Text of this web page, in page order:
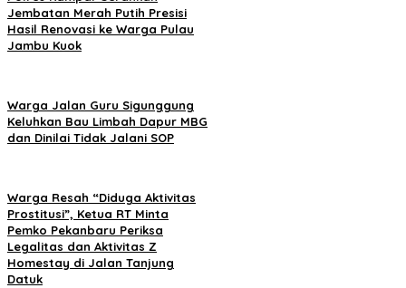
Jembatan Merah Putih Presisi
Hasil Renovasi ke Warga Pulau
Jambu Kuok
Warga Jalan Guru Sigunggung
Keluhkan Bau Limbah Dapur MBG
dan Dinilai Tidak Jalani SOP
Warga Resah “Diduga Aktivitas
Prostitusi”, Ketua RT Minta
Pemko Pekanbaru Periksa
Legalitas dan Aktivitas Z
Homestay di Jalan Tanjung
Datuk